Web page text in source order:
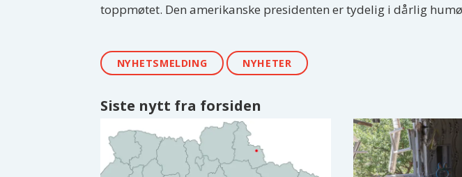
toppmøtet. Den amerikanske presidenten er tydelig i dårlig
NYHETSMELDING NYHETER
Siste nytt fra forsiden